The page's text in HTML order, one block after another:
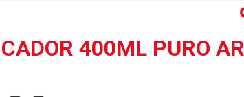
400ML PURO AR